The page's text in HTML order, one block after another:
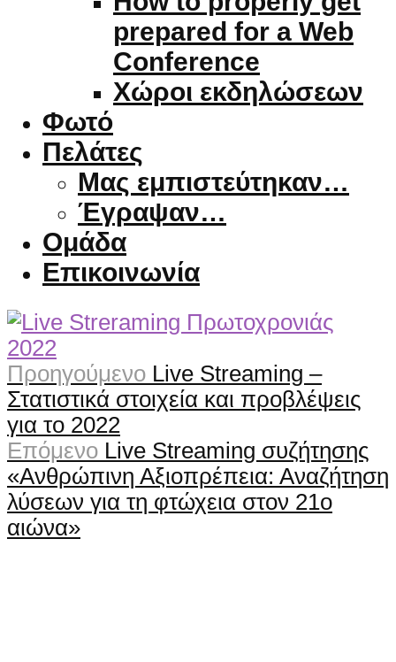
prepared for a Web
Conference
Χώροι εκδηλώσεων
Φωτό
Πελάτες
Μας εμπιστεύτηκαν…
Έγραψαν…
Ομάδα
Επικοινωνία
Προηγούμενο Live Streaming –
Στατιστικά στοιχεία και προβλέψεις
για το 2022
Επόμενο Live Streaming συζήτησης
«Ανθρώπινη Αξιοπρέπεια: Αναζήτηση
λύσεων για τη φτώχεια στον 21ο
αιώνα»